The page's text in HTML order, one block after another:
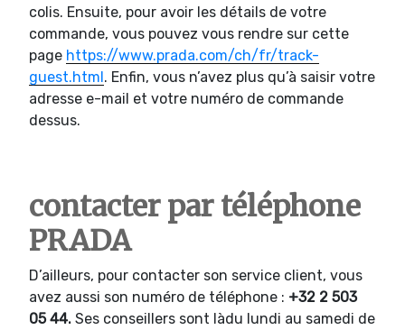
colis. Ensuite, pour avoir les détails de votre
commande, vous pouvez vous rendre sur cette
page https://www.prada.com/ch/fr/track-
guest.html. Enfin, vous n’avez plus qu’à saisir votre
adresse e-mail et votre numéro de commande
dessus.
contacter par téléphone
PRADA
D’ailleurs, pour contacter son service client, vous
avez aussi son numéro de téléphone : +32 2 503
05 44. Ses conseillers sont làdu lundi au samedi de